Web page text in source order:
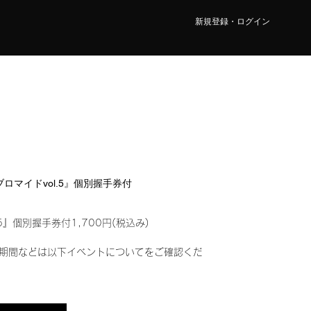
新規登録・ログイン
マイドvol.5』個別握手券付
』個別握手券付1,700円(税込み)
間などは以下イベントについてをご確認くだ